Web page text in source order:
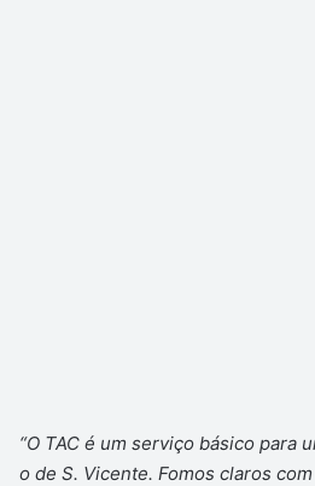
“O TAC é um serviço básico para
o de S. Vicente. Fomos claros